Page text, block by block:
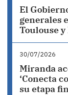
El
generales
Toulouse
30/07/2026
Miranda
‘Conecta
su etapa